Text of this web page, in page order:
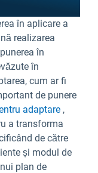
în aplicare a
realizarea
în
în
cum ar fi
de punere
adaptare ,
a transforma
de către
și modul de
plan de